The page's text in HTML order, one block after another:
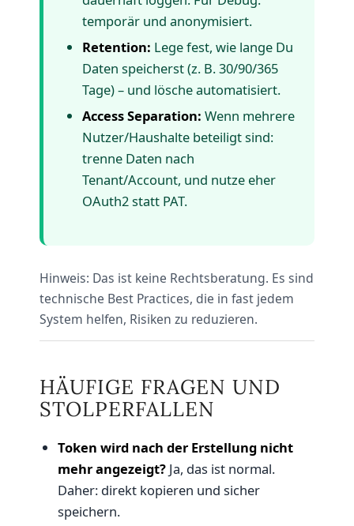
temporär und anonymisiert.
Retention: Lege fest, wie lange Du
Daten speicherst (z. B. 30/90/365
Tage) – und lösche automatisiert.
Access Separation: Wenn mehrere
Nutzer/Haushalte beteiligt sind:
trenne Daten nach
Tenant/Account, und nutze eher
OAuth2 statt PAT.
Hinweis: Das ist keine Rechtsberatung. Es sind
technische Best Practices, die in fast jedem
System helfen, Risiken zu reduzieren.
HÄUFIGE FRAGEN UND
STOLPERFALLEN
Token wird nach der Erstellung nicht
mehr angezeigt? Ja, das ist normal.
Daher: direkt kopieren und sicher
speichern.